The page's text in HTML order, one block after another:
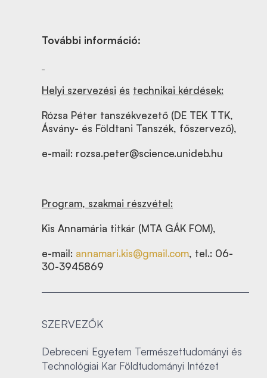
További információ:
Helyi szervezési és technikai kérdések:
Rózsa Péter tanszékvezető (DE TEK TTK,
Ásvány- és Földtani Tanszék, főszervező),
e-mail: rozsa.peter@science.unideb.hu
Program, szakmai részvétel:
Kis Annamária titkár (MTA GÁK FOM),
e-mail: annamari.kis@gmail.com, tel.: 06-
30-3945869
SZERVEZŐK
Debreceni Egyetem Természettudományi és
Technológiai Kar Földtudományi Intézet